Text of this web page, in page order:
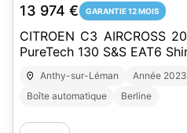
13 974 € GARANTIE 12 MOIS
CITROEN C3 AIRCROSS
PureTech 130 S&S EAT6
Anthy-sur-Léman Année 2023
Boîte automatique
Berline